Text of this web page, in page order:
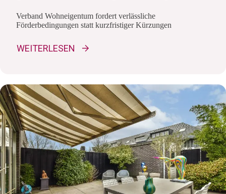
Verband Wohneigentum fordert verlässliche
Förderbedingungen statt kurzfristiger Kürzungen
WEITERLESEN